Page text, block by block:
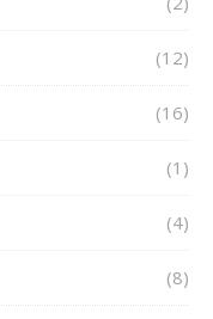
(12)
(16)
(1)
(4)
(8)